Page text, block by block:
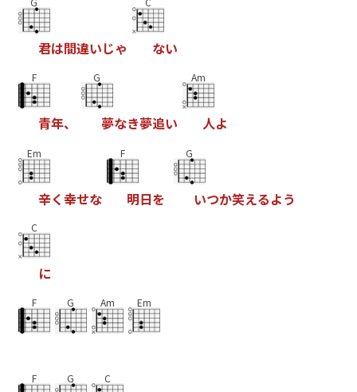
君は間違いじゃ ない
F
青年、
G
夢なき夢追い
Am
人よ
Em
辛く幸せな
F
明日を
G
いつか笑えるよう
C
に
F G Am Em
F G C